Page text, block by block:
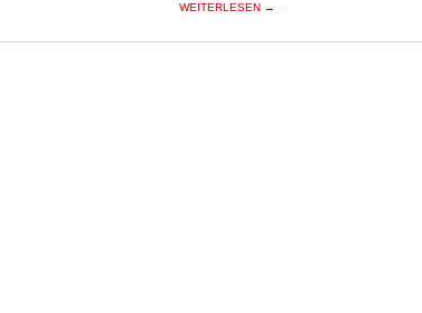
WEITERLESEN →